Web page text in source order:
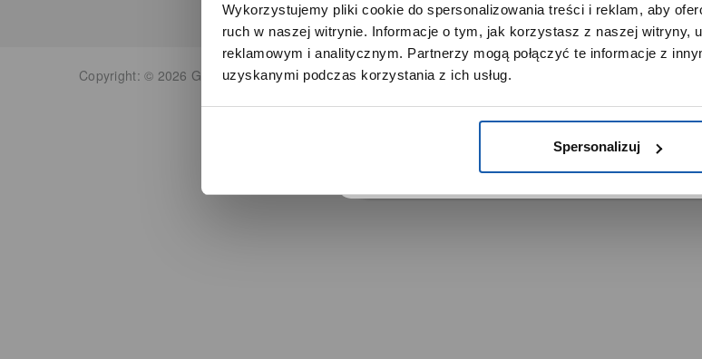
Wykorzystujemy pliki cookie do spersonalizowania treści i reklam, aby
ruch w naszej witrynie. Informacje o tym, jak korzystasz z naszej witryny,
reklamowym i analitycznym. Partnerzy mogą połączyć te informacje z
uzyskanymi podczas korzystania z ich usług.
Spersonalizuj
Copyright: © 2026 Grupa Zibi S.A. Wszelkie prawa zastrzeżone.
SZANOWNA
Używamy plików cookie w celach
marketingowych, w tym aby analizować
optymalizować jej działanie oraz zapamiętywać
DOWIEDZ SIĘ WIĘCEJ PRZEJDŹ